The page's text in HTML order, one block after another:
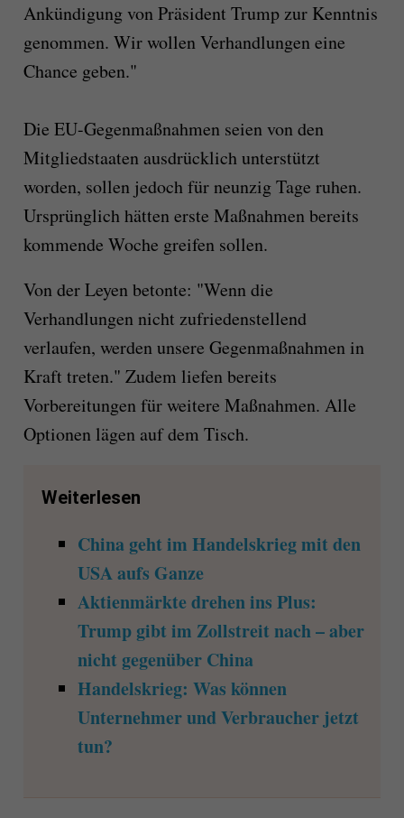
Ankündigung von Präsident Trump zur Kenntnis
genommen. Wir wollen Verhandlungen eine
Chance geben."
Die EU-Gegenmaßnahmen seien von den
Mitgliedstaaten ausdrücklich unterstützt
worden, sollen jedoch für neunzig Tage ruhen.
Ursprünglich hätten erste Maßnahmen bereits
kommende Woche greifen sollen.
Von der Leyen betonte: "Wenn die
Verhandlungen nicht zufriedenstellend
verlaufen, werden unsere Gegenmaßnahmen in
Kraft treten." Zudem liefen bereits
Vorbereitungen für weitere Maßnahmen. Alle
Optionen lägen auf dem Tisch.
Weiterlesen
China geht im Handelskrieg mit den
USA aufs Ganze
Aktienmärkte drehen ins Plus:
Trump gibt im Zollstreit nach – aber
nicht gegenüber China
Handelskrieg: Was können
Unternehmer und Verbraucher jetzt
tun?